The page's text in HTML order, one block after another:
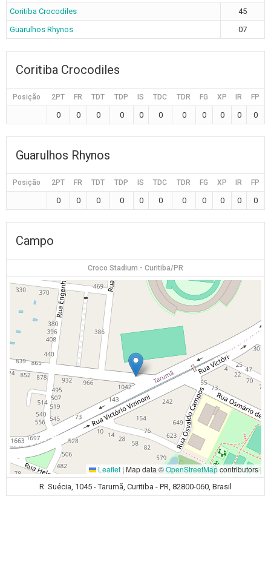
Coritiba Crocodiles
45
Guarulhos Rhynos
07
Coritiba Crocodiles
Posição 2PT FR TDT TDP IS TDC TDR FG XP IR FP
0 0 0 0 0 0 0 0 0 0 0
Guarulhos Rhynos
Posição 2PT FR TDT TDP IS TDC TDR FG XP IR FP
0 0 0 0 0 0 0 0 0 0 0
Campo
Croco Stadium - Curitiba/PR
Leaflet | Map data ©OpenStreetMapcontributors
R. Suécia, 1045 - Tarumã, Curitiba - PR, 82800-060, Brasil